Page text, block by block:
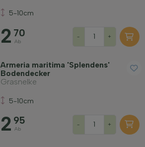
5-10cm
2 70
Ab
- +
Armeria maritima 'Splendens'
Bodendecker
Grasnelke
5-10cm
2 95
Ab
- +